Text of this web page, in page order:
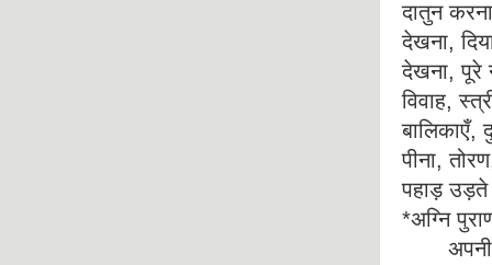
दातुन
देखना,
देखना, पूरे
विवाह,
बालिकाएँ,
पीना,
पहाड़ उड़ते
*अग्नि
अपनी